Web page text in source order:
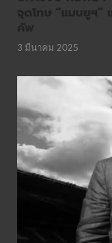
3 มีนาคม 2025